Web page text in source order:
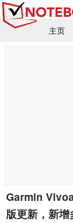
主页
Garmin
版更新，新